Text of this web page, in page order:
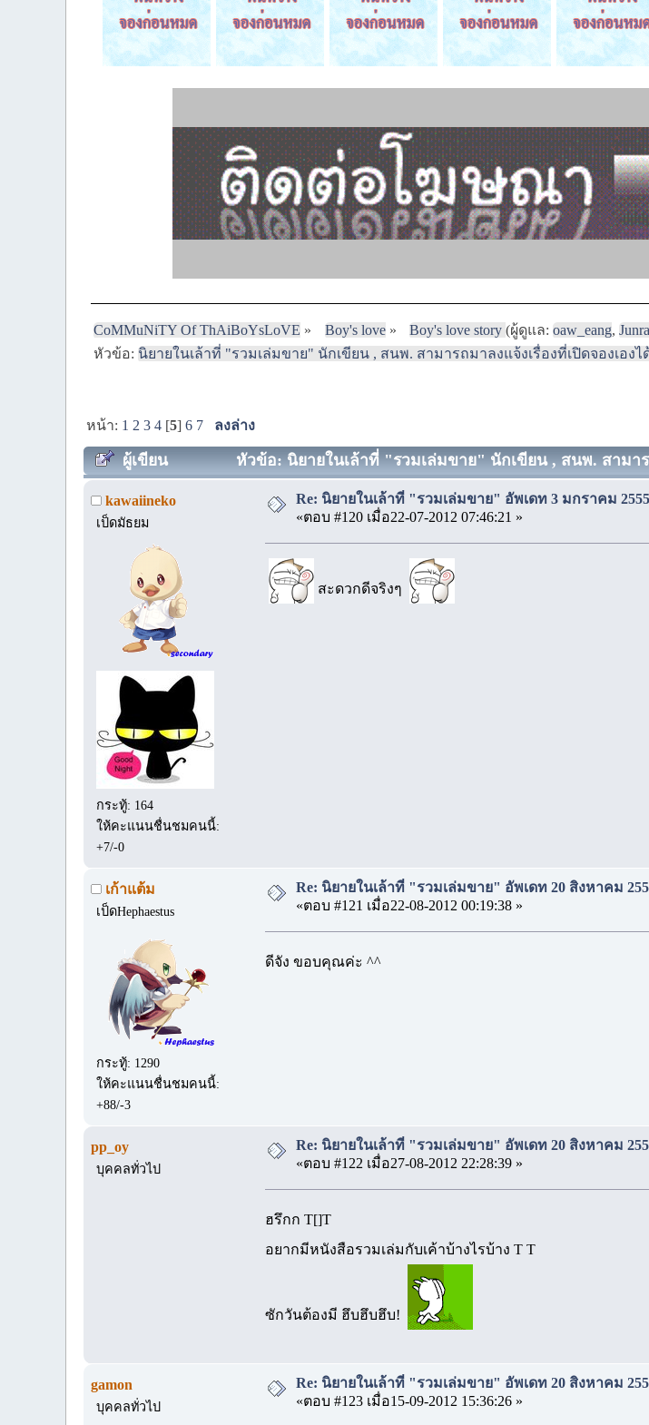
CoMMuNiTY Of ThAiBoYsLoVE » Boy's love» Boy's love story (ผู้ดูแล: oaw_eang,
หัวข้อ:นิยายในเล้าที่ "รวมเล่มขาย" นักเขียน , สนพ. สามารถมาลงแจ้งเรื่องที่เปิดจองเองไ
หน้า: 1 2 3 4 [5]6 7 ลงล่าง
ผู้เขียน หัวข้อ: นิยายในเล้าที่ "รวมเล่มขาย" นักเขียน , สนพ. สามาร
kawaiineko
เป็ดมัธยม
กระทู้: 164
ให้คะแนนชื่นชมคนนี้:
+7/-0
Re: นิยายในเล้าที่ "รวมเล่มขาย" อัพเดท 3 มกราคม
«ตอบ #120 เมื่อ22-07-2012 07:46:21 »
สะดวกดีจริงๆ
เก้าแต้ม
เป็ดHephaestus
กระทู้: 1290
ให้คะแนนชื่นชมคนนี้:
+88/-3
Re: นิยายในเล้าที่ "รวมเล่มขาย" อัพเดท 20 สิงหาคม
«ตอบ #121 เมื่อ22-08-2012 00:19:38 »
ดีจัง ขอบคุณค่ะ ^^
pp_oy
บุคคลทั่วไป
Re: นิยายในเล้าที่ "รวมเล่มขาย" อัพเดท 20 สิงหาคม
«ตอบ #122 เมื่อ27-08-2012 22:28:39 »
ฮรึกก T[]T
อยากมีหนังสือรวมเล่มกับเค้าบ้างไรบ้าง T T
ซักวันต้องมี ฮึบฮึบฮึบ!
gamon
บุคคลทั่วไป
Re: นิยายในเล้าที่ "รวมเล่มขาย" อัพเดท 20 สิงหาคม
«ตอบ #123 เมื่อ15-09-2012 15:36:26 »